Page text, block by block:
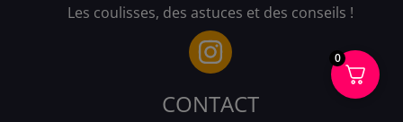
Les coulisses, des astuces et des conseils !
CONTACT
0